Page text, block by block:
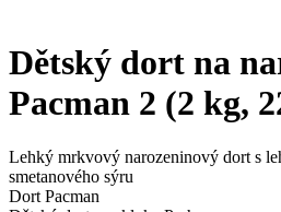
Dětský dort na
Pacman 2 (2 kg,
Lehký mrkvový narozeninový dort s
smetanového sýru
Dort Pacman